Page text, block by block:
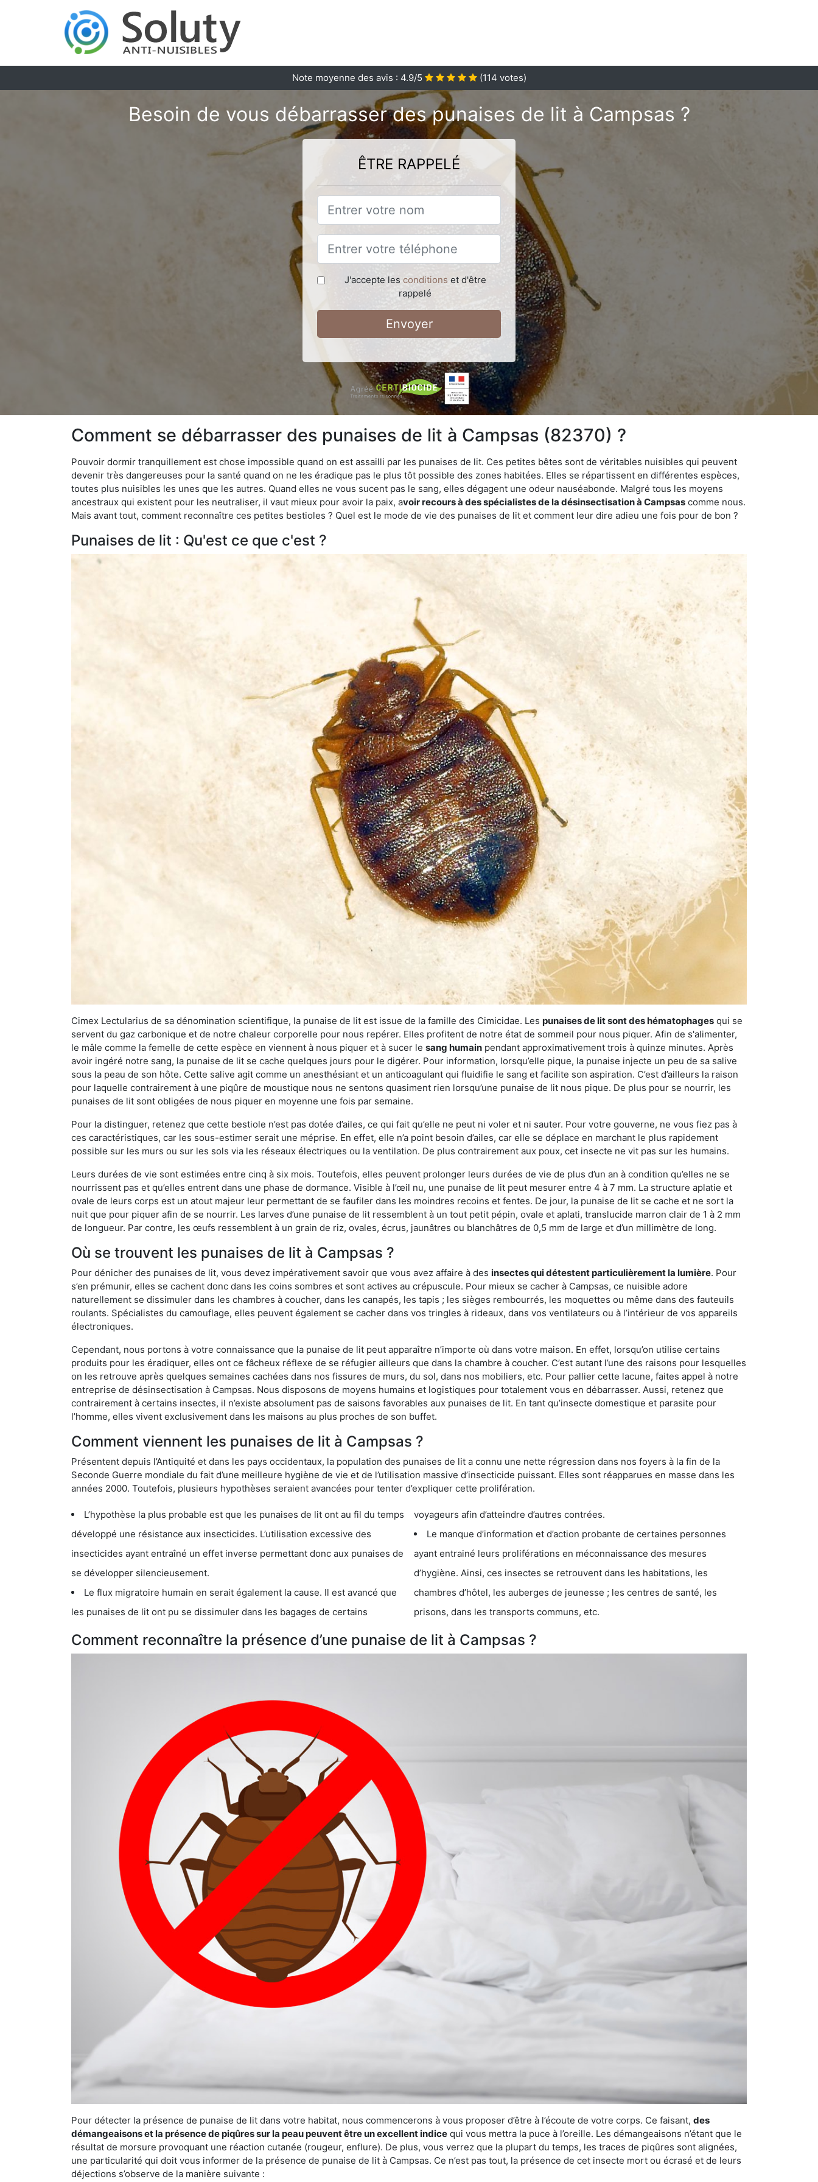
Note moyenne des avis : 4.9/5 (114 votes)
Besoin de vous débarrasser des punaises de lit à Campsas ?
ÊTRE RAPPELÉ
J'accepte les conditions et d'être
rappelé
Envoyer
Comment se débarrasser des punaises de lit à Campsas (82370) ?
Pouvoir dormir tranquillement est chose impossible quand on est assailli par les punaises de lit. Ces petites bêtes sont de véritables nuisibles qui peuvent
devenir très dangereuses pour la santé quand on ne les éradique pas le plus tôt possible des zones habitées. Elles se répartissent en différentes espèces,
toutes plus nuisibles les unes que les autres. Quand elles ne vous sucent pas le sang, elles dégagent une odeur nauséabonde. Malgré tous les moyens
ancestraux qui existent pour les neutraliser, il vaut mieux pour avoir la paix, avoir recours à des spécialistes de la désinsectisation à Campsas comme nous.
Mais avant tout, comment reconnaître ces petites bestioles ? Quel est le mode de vie des punaises de lit et comment leur dire adieu une fois pour de bon ?
Punaises de lit : Qu'est ce que c'est ?
Cimex Lectularius de sa dénomination scientifique, la punaise de lit est issue de la famille des Cimicidae. Les punaises de lit sont des hématophages qui se
servent du gaz carbonique et de notre chaleur corporelle pour nous repérer. Elles profitent de notre état de sommeil pour nous piquer. Afin de s'alimenter,
le mâle comme la femelle de cette espèce en viennent à nous piquer et à sucer le sang humain pendant approximativement trois à quinze minutes. Après
avoir ingéré notre sang, la punaise de lit se cache quelques jours pour le digérer. Pour information, lorsqu’elle pique, la punaise injecte un peu de sa salive
sous la peau de son hôte. Cette salive agit comme un anesthésiant et un anticoagulant qui fluidifie le sang et facilite son aspiration. C’est d’ailleurs la raison
pour laquelle contrairement à une piqûre de moustique nous ne sentons quasiment rien lorsqu’une punaise de lit nous pique. De plus pour se nourrir, les
punaises de lit sont obligées de nous piquer en moyenne une fois par semaine.
Pour la distinguer, retenez que cette bestiole n’est pas dotée d’ailes, ce qui fait qu’elle ne peut ni voler et ni sauter. Pour votre gouverne, ne vous fiez pas à
ces caractéristiques, car les sous-estimer serait une méprise. En effet, elle n’a point besoin d’ailes, car elle se déplace en marchant le plus rapidement
possible sur les murs ou sur les sols via les réseaux électriques ou la ventilation. De plus contrairement aux poux, cet insecte ne vit pas sur les humains.
Leurs durées de vie sont estimées entre cinq à six mois. Toutefois, elles peuvent prolonger leurs durées de vie de plus d’un an à condition qu’elles ne se
nourrissent pas et qu’elles entrent dans une phase de dormance. Visible à l’œil nu, une punaise de lit peut mesurer entre 4 à 7 mm. La structure aplatie et
ovale de leurs corps est un atout majeur leur permettant de se faufiler dans les moindres recoins et fentes. De jour, la punaise de lit se cache et ne sort la
nuit que pour piquer afin de se nourrir. Les larves d’une punaise de lit ressemblent à un tout petit pépin, ovale et aplati, translucide marron clair de 1 à 2 mm
de longueur. Par contre, les œufs ressemblent à un grain de riz, ovales, écrus, jaunâtres ou blanchâtres de 0,5 mm de large et d’un millimètre de long.
Où se trouvent les punaises de lit à Campsas ?
Pour dénicher des punaises de lit, vous devez impérativement savoir que vous avez affaire à des insectes qui détestent particulièrement la lumière. Pour
s’en prémunir, elles se cachent donc dans les coins sombres et sont actives au crépuscule. Pour mieux se cacher à Campsas, ce nuisible adore
naturellement se dissimuler dans les chambres à coucher, dans les canapés, les tapis ; les sièges rembourrés, les moquettes ou même dans des fauteuils
roulants. Spécialistes du camouflage, elles peuvent également se cacher dans vos tringles à rideaux, dans vos ventilateurs ou à l’intérieur de vos appareils
électroniques.
Cependant, nous portons à votre connaissance que la punaise de lit peut apparaître n’importe où dans votre maison. En effet, lorsqu’on utilise certains
produits pour les éradiquer, elles ont ce fâcheux réflexe de se réfugier ailleurs que dans la chambre à coucher. C’est autant l’une des raisons pour lesquelles
on les retrouve après quelques semaines cachées dans nos fissures de murs, du sol, dans nos mobiliers, etc. Pour pallier cette lacune, faites appel à notre
entreprise de désinsectisation à Campsas. Nous disposons de moyens humains et logistiques pour totalement vous en débarrasser. Aussi, retenez que
contrairement à certains insectes, il n’existe absolument pas de saisons favorables aux punaises de lit. En tant qu’insecte domestique et parasite pour
l’homme, elles vivent exclusivement dans les maisons au plus proches de son buffet.
Comment viennent les punaises de lit à Campsas ?
Présentent depuis l’Antiquité et dans les pays occidentaux, la population des punaises de lit a connu une nette régression dans nos foyers à la fin de la
Seconde Guerre mondiale du fait d’une meilleure hygiène de vie et de l’utilisation massive d’insecticide puissant. Elles sont réapparues en masse dans les
années 2000. Toutefois, plusieurs hypothèses seraient avancées pour tenter d’expliquer cette prolifération.
L’hypothèse la plus probable est que les punaises de lit ont au fil du temps
développé une résistance aux insecticides. L’utilisation excessive des
insecticides ayant entraîné un effet inverse permettant donc aux punaises de
se développer silencieusement.
Le flux migratoire humain en serait également la cause. Il est avancé que
les punaises de lit ont pu se dissimuler dans les bagages de certains
voyageurs afin d’atteindre d’autres contrées.
Le manque d’information et d’action probante de certaines personnes
ayant entrainé leurs proliférations en méconnaissance des mesures
d’hygiène. Ainsi, ces insectes se retrouvent dans les habitations, les
chambres d’hôtel, les auberges de jeunesse ; les centres de santé, les
prisons, dans les transports communs, etc.
Comment reconnaître la présence d’une punaise de lit à Campsas ?
Pour détecter la présence de punaise de lit dans votre habitat, nous commencerons à vous proposer d’être à l’écoute de votre corps. Ce faisant, des
démangeaisons et la présence de piqûres sur la peau peuvent être un excellent indice qui vous mettra la puce à l’oreille. Les démangeaisons n’étant que le
résultat de morsure provoquant une réaction cutanée (rougeur, enflure). De plus, vous verrez que la plupart du temps, les traces de piqûres sont alignées,
une particularité qui doit vous informer de la présence de punaise de lit à Campsas. Ce n’est pas tout, la présence de cet insecte mort ou écrasé et de leurs
déjections s’observe de la manière suivante :